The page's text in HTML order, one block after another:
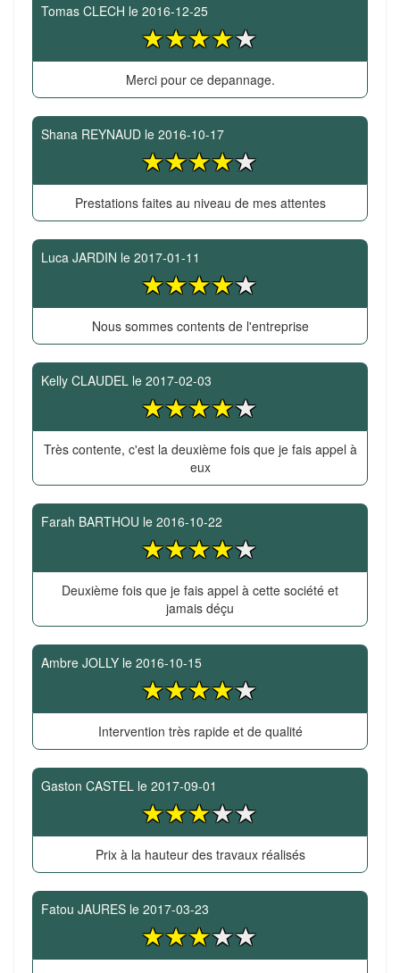
Tomas CLECH le 2016-12-25
Merci pour ce depannage.
Shana REYNAUD le 2016-10-17
Prestations faites au niveau de mes attentes
Luca JARDIN le 2017-01-11
Nous sommes contents de l'entreprise
Kelly CLAUDEL le 2017-02-03
Très contente, c'est la deuxième fois que je fais appel à
eux
Farah BARTHOU le 2016-10-22
Deuxième fois que je fais appel à cette société et
jamais déçu
Ambre JOLLY le 2016-10-15
Intervention très rapide et de qualité
Gaston CASTEL le 2017-09-01
Prix à la hauteur des travaux réalisés
Fatou JAURES le 2017-03-23